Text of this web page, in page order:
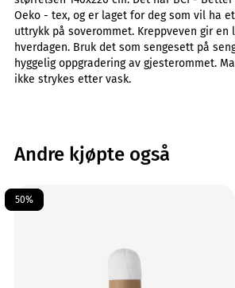
Oeko - tex, og er laget for deg som vil ha
uttrykk på soverommet. Kreppveven gir
hverdagen. Bruk det som sengesett på
hyggelig oppgradering av gjesterommet.
ikke strykes etter vask.
Andre kjøpte også
50%